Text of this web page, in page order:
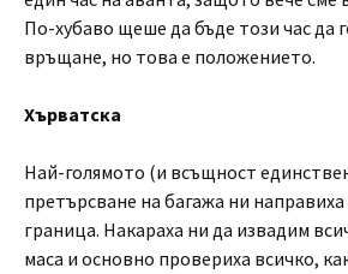
По-хубаво щеше да бъде този час да
връщане, но това е положението.
Хърватска
Най-голямото (и всъщност
претърсване на багажа ни
граница. Накараха ни да извадим
маса и основно провериха всичко,